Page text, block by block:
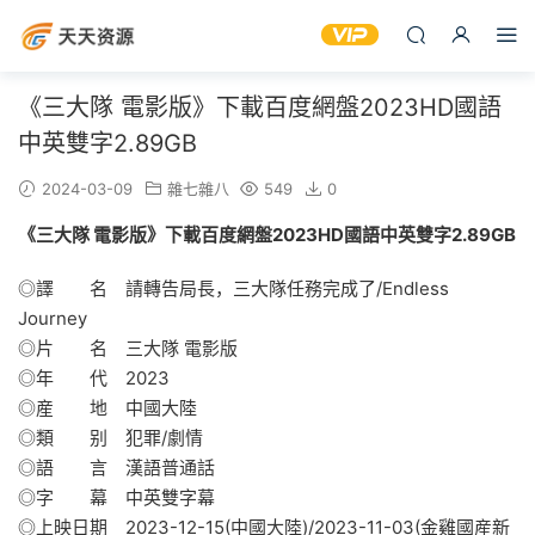
《三大隊 電影版》下載百度網盤2023HD國語
中英雙字2.89GB
2024-03-09 雜七雜八 549 0
《三大隊 電影版》下載百度網盤2023HD國語中英雙字2.89GB
◎譯 名 請轉告局長，三大隊任務完成了/Endless
Journey
◎片 名 三大隊 電影版
◎年 代 2023
◎産 地 中國大陸
◎類 别 犯罪/劇情
◎語 言 漢語普通話
◎字 幕 中英雙字幕
◎上映日期 2023-12-15(中國大陸)/2023-11-03(金雞國産新